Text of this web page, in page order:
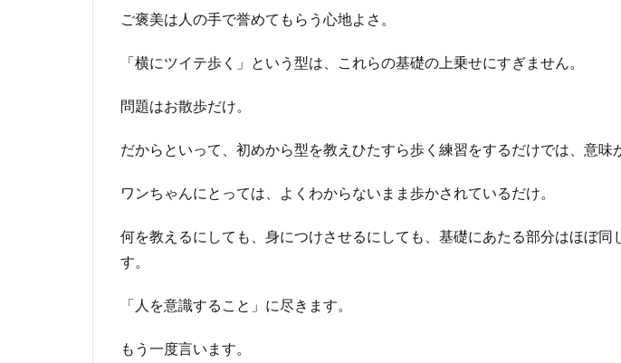
ご褒美は人の手で誉めてもらう心地よさ。
「横にツイテ歩く」という型は、これらの基礎の上乗せにすぎません。
問題はお散歩だけ。
だからといって、初めから型を教えひたすら歩く練習をするだけでは、意味
ワンちゃんにとっては、よくわからないまま歩かされているだけ。
何を教えるにしても、身につけさせるにしても、基礎にあたる部分はほぼ同
す。
「人を意識すること」に尽きます。
もう一度言います。